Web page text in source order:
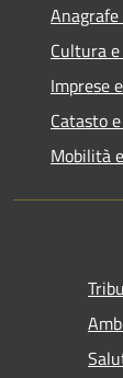
Cultura
Imprese
Catasto
Mobilità